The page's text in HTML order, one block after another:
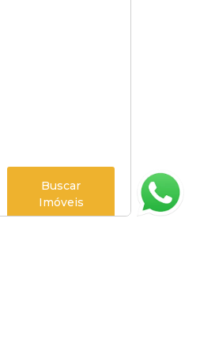
Buscar
Imóveis